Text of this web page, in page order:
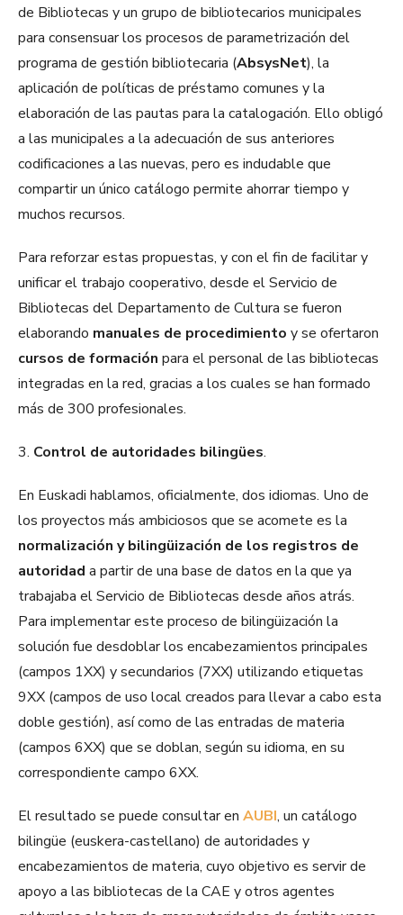
de Bibliotecas y un grupo de bibliotecarios municipales
para consensuar los procesos de parametrización del
programa de gestión bibliotecaria (AbsysNet), la
aplicación de políticas de préstamo comunes y la
elaboración de las pautas para la catalogación. Ello obligó
a las municipales a la adecuación de sus anteriores
codificaciones a las nuevas, pero es indudable que
compartir un único catálogo permite ahorrar tiempo y
muchos recursos.
Para reforzar estas propuestas, y con el fin de facilitar y
unificar el trabajo cooperativo, desde el Servicio de
Bibliotecas del Departamento de Cultura se fueron
elaborando manuales de procedimiento y se ofertaron
cursos de formación para el personal de las bibliotecas
integradas en la red, gracias a los cuales se han formado
más de 300 profesionales.
3. Control de autoridades bilingües.
En Euskadi hablamos, oficialmente, dos idiomas. Uno de
los proyectos más ambiciosos que se acomete es la
normalización y bilingüización de los registros de
autoridad a partir de una base de datos en la que ya
trabajaba el Servicio de Bibliotecas desde años atrás.
Para implementar este proceso de bilingüización la
solución fue desdoblar los encabezamientos principales
(campos 1XX) y secundarios (7XX) utilizando etiquetas
9XX (campos de uso local creados para llevar a cabo esta
doble gestión), así como de las entradas de materia
(campos 6XX) que se doblan, según su idioma, en su
correspondiente campo 6XX.
El resultado se puede consultar en AUBI, un catálogo
bilingüe (euskera-castellano) de autoridades y
encabezamientos de materia, cuyo objetivo es servir de
apoyo a las bibliotecas de la CAE y otros agentes